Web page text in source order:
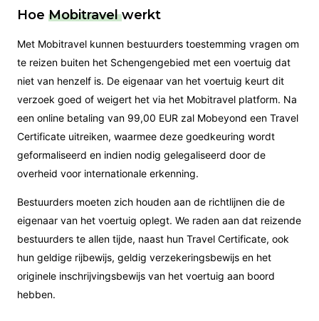
Hoe Mobitravelwerkt
Met Mobitravel kunnen bestuurders toestemming vragen om
te reizen buiten het Schengengebied met een voertuig dat
niet van henzelf is. De eigenaar van het voertuig keurt dit
verzoek goed of weigert het via het Mobitravel platform. Na
een online betaling van 99,00 EUR zal Mobeyond een Travel
Certificate uitreiken, waarmee deze goedkeuring wordt
geformaliseerd en indien nodig gelegaliseerd door de
overheid voor internationale erkenning.
Bestuurders moeten zich houden aan de richtlijnen die de
eigenaar van het voertuig oplegt. We raden aan dat reizende
bestuurders te allen tijde, naast hun Travel Certificate, ook
hun geldige rijbewijs, geldig verzekeringsbewijs en het
originele inschrijvingsbewijs van het voertuig aan boord
hebben.